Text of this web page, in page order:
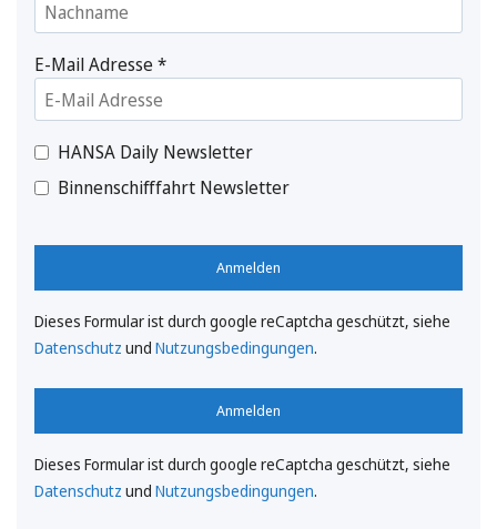
E-Mail Adresse*
HANSA Daily Newsletter
Binnenschifffahrt Newsletter
Anmelden
Dieses Formular ist durch google reCaptcha geschützt, siehe
Datenschutz und Nutzungsbedingungen.
Anmelden
Dieses Formular ist durch google reCaptcha geschützt, siehe
Datenschutz und Nutzungsbedingungen.